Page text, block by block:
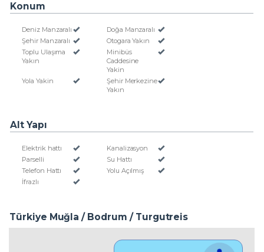
Konum
Deniz Manzaralı
Doğa Manzaralı
Şehir Manzaralı
Otogara Yakın
Toplu Ulaşıma
Yakın
Minibüs
Caddesine
Yakin
Yola Yakin
Şehir Merkezine
Yakın
Alt Yapı
Elektrik hattı
Kanalizasyon
Parselli
Su Hattı
Telefon Hattı
Yolu Açılmış
İfrazlı
Türkiye Muğla / Bodrum / Turgutreis